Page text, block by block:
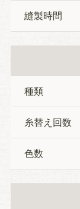
縫製時間
種類
糸替え回数
色数